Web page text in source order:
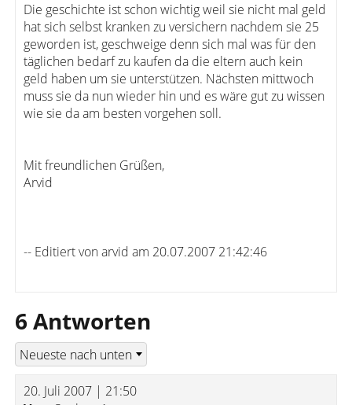
Die geschichte ist schon wichtig weil sie nicht mal geld
hat sich selbst kranken zu versichern nachdem sie 25
geworden ist, geschweige denn sich mal was für den
täglichen bedarf zu kaufen da die eltern auch kein
geld haben um sie unterstützen. Nächsten mittwoch
muss sie da nun wieder hin und es wäre gut zu wissen
wie sie da am besten vorgehen soll.
Mit freundlichen Grüßen,
Arvid
-- Editiert von arvid am 20.07.2007 21:42:46
6 Antworten
20. Juli 2007 | 21:50